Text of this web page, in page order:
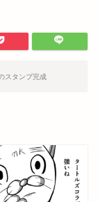
スタンプ完成